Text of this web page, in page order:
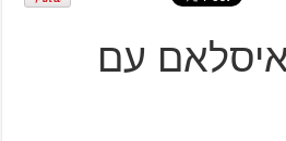
עם